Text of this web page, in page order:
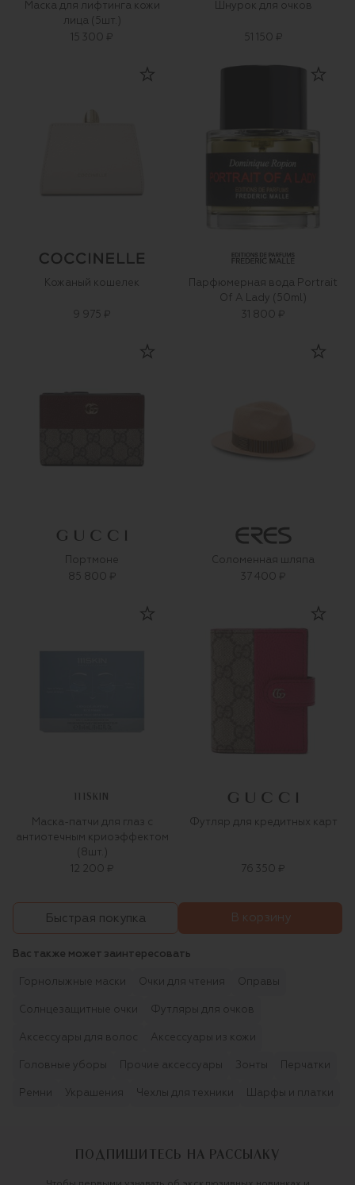
Маска для лифтинга кожи
лица (5шт.)
15 300 ₽
Шнурок для очков
51 150 ₽
Кожаный кошелек
9 975 ₽
Парфюмерная вода Portrait
Of A Lady (50ml)
31 800 ₽
Портмоне
85 800 ₽
Соломенная шляпа
37 400 ₽
111SKIN
Маска-патчи для глаз с
антиотечным криоэффектом
(8шт.)
12 200 ₽
Футляр для кредитных карт
76 350 ₽
Быстрая покупка В корзину
Вас также может заинтересовать
Горнолыжные маски Очки для чтения Оправы
Солнцезащитные очки Футляры для очков
Аксессуары для волос Аксессуары из кожи
Головные уборы Прочие аксессуары Зонты Перчатки
Ремни Украшения Чехлы для техники Шарфы и платки
ПОДПИШИТЕСЬ НА РАССЫЛКУ